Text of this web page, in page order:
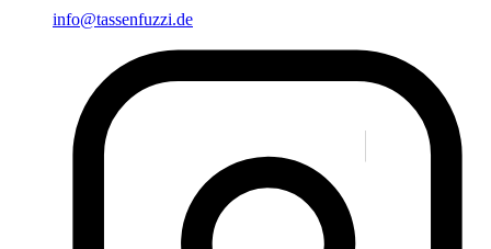
info@tassenfuzzi.de